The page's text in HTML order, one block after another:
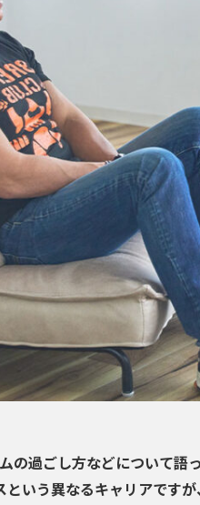
の過ごし方などについて
いう異なるキャリアです